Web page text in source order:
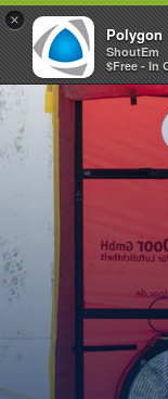
×
Polygon
ShoutEm
$Free - In